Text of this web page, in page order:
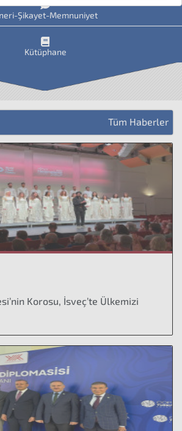
Şikayet-Memnuniyet
Kütüphane
Tüm Haberler
Korosu, İsveç’te Ülkemizi